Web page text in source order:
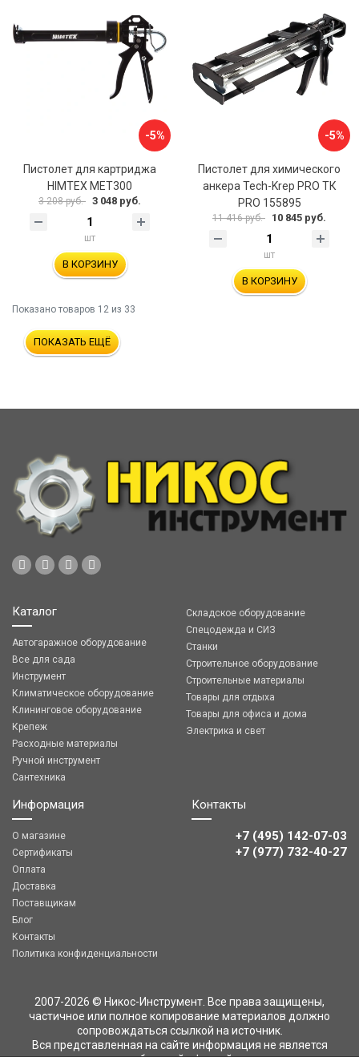
-5%
Пистолет для картриджа
HIMTEX MET300
3 208 руб. 3 048 руб.
шт
В КОРЗИНУ
-5%
Пистолет для химического
анкера Tech-Krep PRO ТК
PRO 155895
11 416 руб. 10 845 руб.
шт
В КОРЗИНУ
Показано товаров 12 из 33
ПОКАЗАТЬ ЕЩЁ
Каталог
Автогаражное оборудование
Все для сада
Инструмент
Климатическое оборудование
Клининговое оборудование
Крепеж
Расходные материалы
Ручной инструмент
Сантехника
Складское оборудование
Спецодежда и СИЗ
Станки
Строительное оборудование
Строительные материалы
Товары для отдыха
Товары для офиса и дома
Электрика и свет
Информация
О магазине
Сертификаты
Оплата
Доставка
Поставщикам
Блог
Контакты
Политика конфиденциальности
Контакты
+7 (495) 142-07-03
‎‎+7 (977) 732-40-27
2007-2026 © Никос-Инструмент. Все права защищены,
частичное или полное копирование материалов должно
сопровождаться ссылкой на источник.
Вся представленная на сайте информация не является